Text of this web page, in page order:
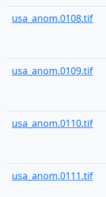
usa_anom.0108.tif
usa_anom.0109.tif
usa_anom.0110.tif
usa_anom.0111.tif